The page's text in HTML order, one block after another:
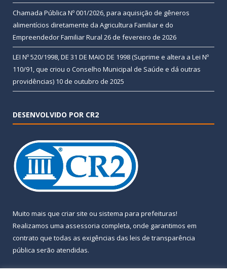
Chamada Pública Nº 001/2026, para aquisição de gêneros
alimentícios diretamente da Agricultura Familiar e do
Empreendedor Familiar Rural 26 de fevereiro de 2026
LEI Nº 520/1998, DE 31 DE MAIO DE 1998 (Suprime e altera a Lei Nº
110/91, que criou o Conselho Municipal de Saúde e dá outras
providências) 10 de outubro de 2025
DESENVOLVIDO POR CR2
Muito mais que criar site ou sistema para prefeituras!
Realizamos uma assessoria completa, onde garantimos em
contrato que todas as exigências das leis de transparência
pública serão atendidas.